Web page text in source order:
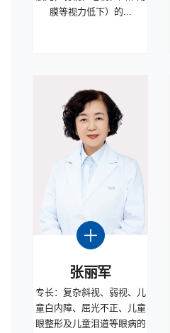
膜等视力低下）的...
张丽军
专长：复杂斜视、弱视、儿
童白内障、屈光不正、儿童
眼整形及儿童泪道等眼病的